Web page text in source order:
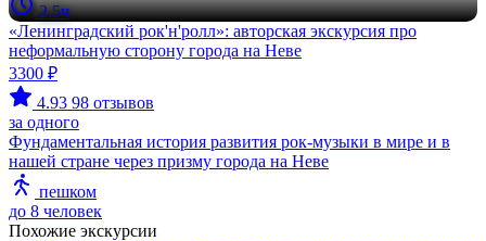
2.5ч
«Ленинградский рок'н'ролл»: авторская экскурсия про
неформальную сторону города на Неве
3300 ₽
4.93 98 отзывов
за одного
Фундаментальная история развития рок-музыки в мире и в
нашей стране через призму города на Неве
пешком
до 8 человек
Похожие экскурсии